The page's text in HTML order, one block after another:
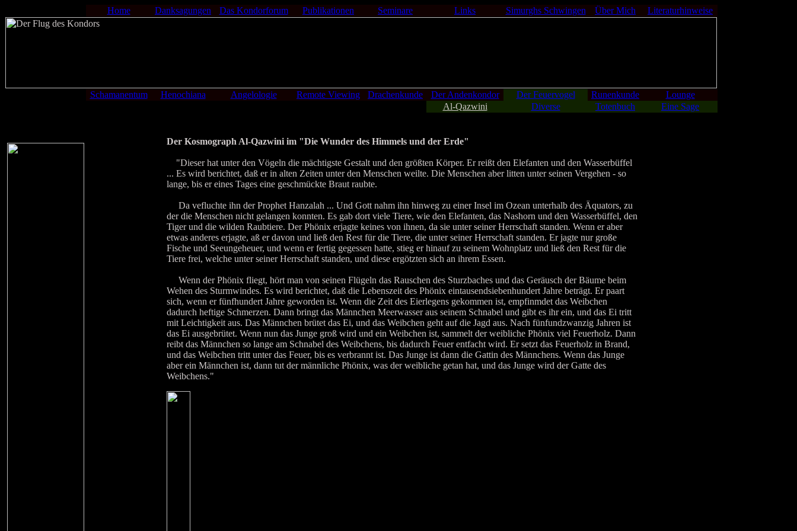
Home Danksagungen Das Kondorforum Publikationen Seminare Links Simurghs Schwingen Über Mich Literaturhinweise
Schamanentum Henochiana Angelologie Remote Viewing Drachenkunde Der Andenkondor Der Feuervogel Runenkunde
Lounge
Al-Qazwini
Diverse Totenbuch Eine Sage
Der Kosmograph Al-Qazwini im "Die Wunder des Himmels und der Erde"
"Dieser hat unter den Vögeln die mächtigste Gestalt und den größten Körper. Er reißt den Elefanten und den Wasserbüffel
... Es wird berichtet, daß er in alten Zeiten unter den Menschen weilte. Die Menschen aber litten unter seinen Vergehen - so
lange, bis er eines Tages eine geschmückte Braut raubte.
Da vefluchte ihn der Prophet Hanzalah ... Und Gott nahm ihn hinweg zu einer Insel im Ozean unterhalb des Äquators, zu
der die Menschen nicht gelangen konnten. Es gab dort viele Tiere, wie den Elefanten, das Nashorn und den Wasserbüffel, den
Tiger und die wilden Raubtiere. Der Phönix erjagte keines von ihnen, da sie unter seiner Herrschaft standen. Wenn er aber
etwas anderes erjagte, aß er davon und ließ den Rest für die Tiere, die unter seiner Herrschaft standen. Er jagte nur große
Fische und Seeungeheuer, und wenn er fertig gegessen hatte, stieg er hinauf zu seinem Wohnplatz und ließ den Rest für die
Tiere frei, welche unter seiner Herrschaft standen, und diese ergötzten sich an ihrem Essen.
Wenn der Phönix fliegt, hört man von seinen Flügeln das Rauschen des Sturzbaches und das Geräusch der Bäume beim
Wehen des Sturmwindes. Es wird berichtet, daß die Lebenszeit des Phönix eintausendsiebenhundert Jahre beträgt. Er paart
sich, wenn er fünfhundert Jahre geworden ist. Wenn die Zeit des Eierlegens gekommen ist, empfinmdet das Weibchen
dadurch heftige Schmerzen. Dann bringt das Männchen Meerwasser aus seinem Schnabel und gibt es ihr ein, und das Ei tritt
mit Leichtigkeit aus. Das Männchen brütet das Ei, und das Weibchen geht auf die Jagd aus. Nach fünfundzwanzig Jahren ist
das Ei ausgebrütet. Wenn nun das Junge groß wird und ein Weibchen ist, sammelt der weibliche Phönix viel Feuerholz. Dann
reibt das Männchen so lange am Schnabel des Weibchens, bis dadurch Feuer entfacht wird. Er setzt das Feuerholz in Brand,
und das Weibchen tritt unter das Feuer, bis es verbrannt ist. Das Junge ist dann die Gattin des Männchens. Wenn das Junge
aber ein Männchen ist, dann tut der männliche Phönix, was der weibliche getan hat, und das Junge wird der Gatte des
Weibchens."